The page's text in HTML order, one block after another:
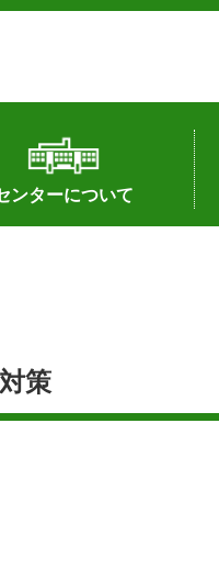
ンターについて
いさつ
各部署へのリンク）
ス
施設配置図
策